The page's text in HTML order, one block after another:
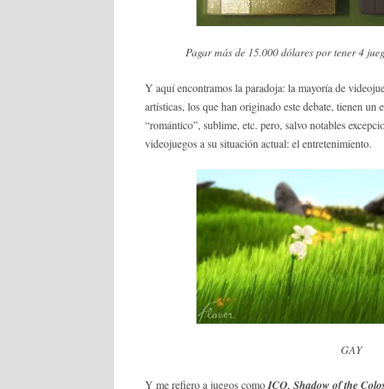
Pagar más de 15.000 dólares por tener 4
Y aquí encontramos la paradoja: la mayoría de
artísticas, los que han originado este debate, tienen un
“romántico”, sublime, etc. pero, salvo notables
videojuegos a su situación actual: el entretenimiento.
GAY
Y me refiero a juegos comoICO, Shadow of the